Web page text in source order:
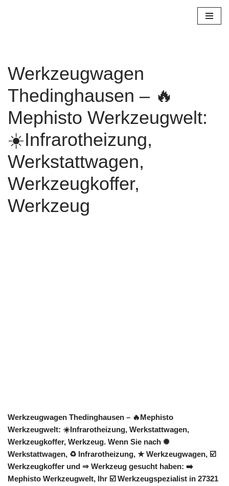
Werkzeugwagen
Thedinghausen – 🔥
Mephisto Werkzeugwelt:
☀️Infrarotheizung,
Werkstattwagen,
Werkzeugkoffer,
Werkzeug
Werkzeugwagen Thedinghausen – 🔥Mephisto
Werkzeugwelt: ☀️Infrarotheizung, Werkstattwagen,
Werkzeugkoffer, Werkzeug. Wenn Sie nach ✺
Werkstattwagen, ♻ Infrarotheizung, ★ Werkzeugwagen, ☑️
Werkzeugkoffer und ⇒ Werkzeug gesucht haben: ➡️
Mephisto Werkzeugwelt, Ihr ☑️ Werkzeugspezialist in 27321